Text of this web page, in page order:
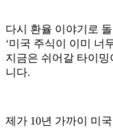
다시 환율 이야기로
‘미국 주식이 이미 너
지금은 쉬어갈 타이
니다.
제가 10년 가까이 미